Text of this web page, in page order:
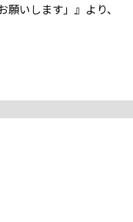
いします」』より、